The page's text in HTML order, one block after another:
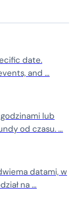
date.
and …
lub
od czasu. …
datami, w
na …